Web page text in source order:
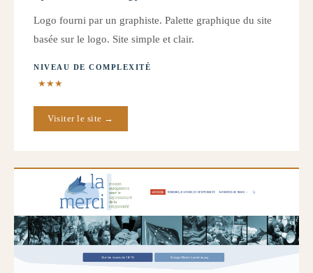
Logo fourni par un graphiste. Palette graphique du site
basée sur le logo. Site simple et clair.
NIVEAU DE COMPLEXITÉ
★★★
Visiter le site →